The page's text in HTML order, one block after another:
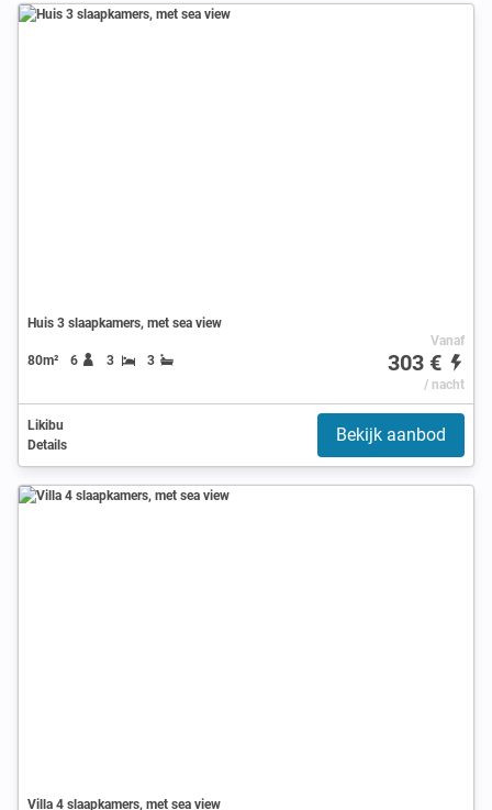
Huis 3 slaapkamers, met sea view
80m² 6 3 3
Vanaf
303 €
/ nacht
Likibu
Details
Bekijk aanbod
Villa 4 slaapkamers, met sea view